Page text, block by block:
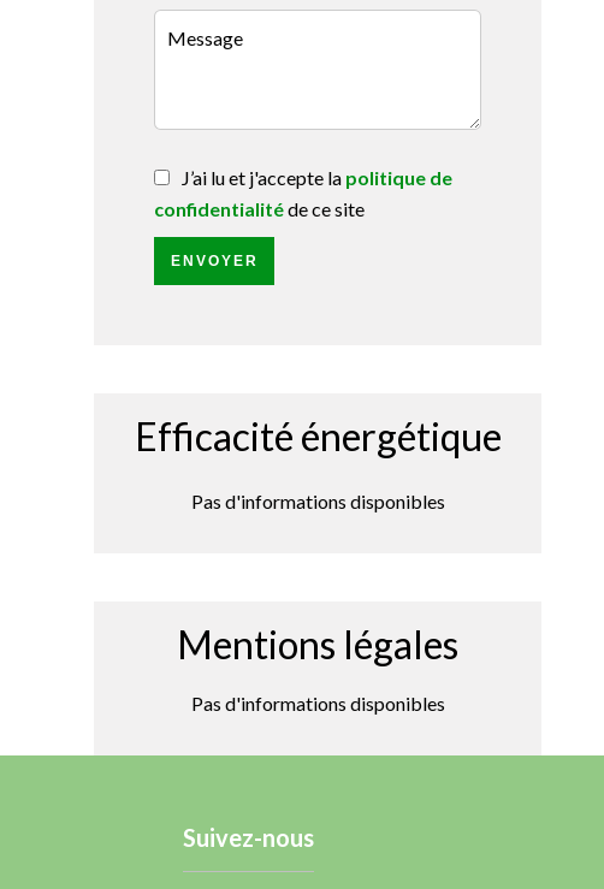
J’ai lu et j'accepte la politique de
confidentialitéde ce site
ENVOYER
Efficacité énergétique
Pas d'informations disponibles
Mentions légales
Pas d'informations disponibles
Suivez-nous